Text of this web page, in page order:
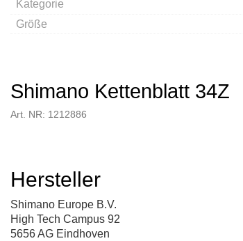
Kategorie
Größe
Shimano Kettenblatt 34Z
Art. NR: 1212886
Hersteller
Shimano Europe B.V.
High Tech Campus 92
5656 AG Eindhoven